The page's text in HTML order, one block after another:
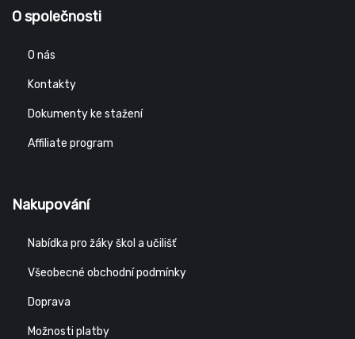
O společnosti
O nás
Kontakty
Dokumenty ke stažení
Affiliate program
Nakupování
Nabídka pro žáky škol a učilišť
Všeobecné obchodní podmínky
Doprava
Možnosti platby